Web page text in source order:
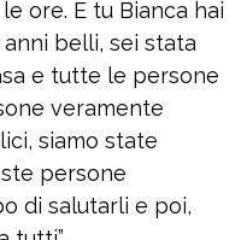
ore. E tu Bianca hai
belli, sei stata
e tutte le persone
veramente
siamo state
persone
di salutarli e poi,